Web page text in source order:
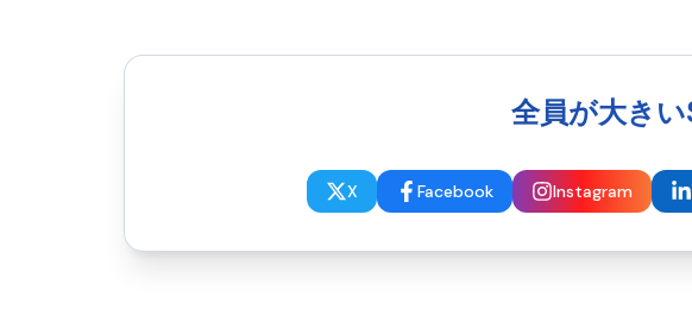
全員が大き
X Facebook Instagram